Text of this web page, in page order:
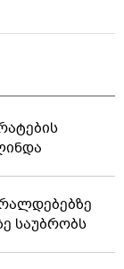
საუბრობს